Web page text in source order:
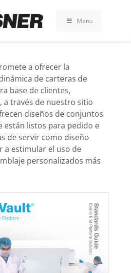
Menu
a ofrecer la
de carteras de
base de clientes,
a través de nuestro sitio
diseños de conjuntos
están listos para pedido e
de servir como diseño
a estimular el uso de
personalizados más